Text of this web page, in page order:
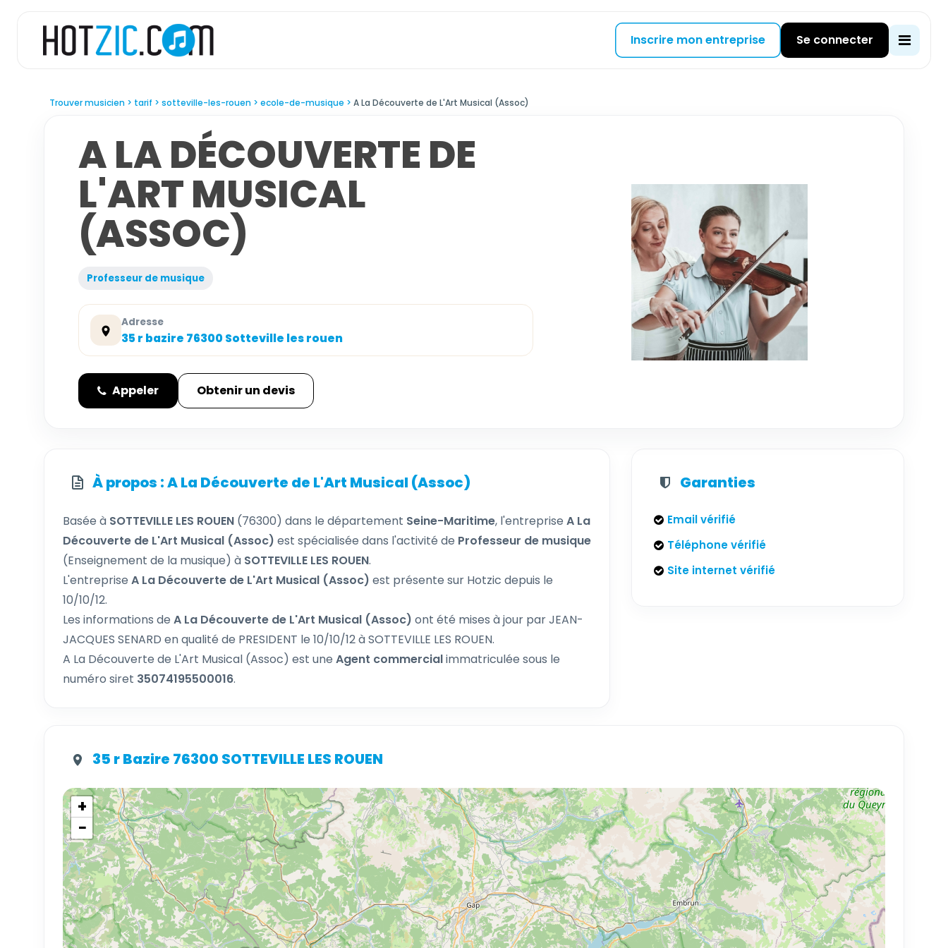
Inscrire mon entreprise Se connecter
Trouver musicien tarif sotteville-les-rouen ecole-de-musique A La Découverte de L'Art Musical (Assoc)
A LA DÉCOUVERTE DE
L'ART MUSICAL
(ASSOC)
Professeur de musique
Adresse
35 r bazire 76300 Sotteville les rouen
Appeler Obtenir un devis
À propos : A La Découverte de L'Art Musical (Assoc)
Basée à SOTTEVILLE LES ROUEN (76300) dans le département Seine-Maritime, l'entreprise A La
Découverte de L'Art Musical (Assoc) est spécialisée dans l'activité de Professeur de musique
(Enseignement de la musique) à SOTTEVILLE LES ROUEN.
L'entreprise A La Découverte de L'Art Musical (Assoc) est présente sur Hotzic depuis le
10/10/12.
Les informations de A La Découverte de L'Art Musical (Assoc) ont été mises à jour par JEAN-
JACQUES SENARD en qualité de PRESIDENT le 10/10/12 à SOTTEVILLE LES ROUEN.
A La Découverte de L'Art Musical (Assoc) est une Agent commercialimmatriculée sous le
numéro siret 35074195500016.
Garanties
Email vérifié
Téléphone vérifié
Site internet vérifié
35 r Bazire 76300 SOTTEVILLE LES ROUEN
+
−